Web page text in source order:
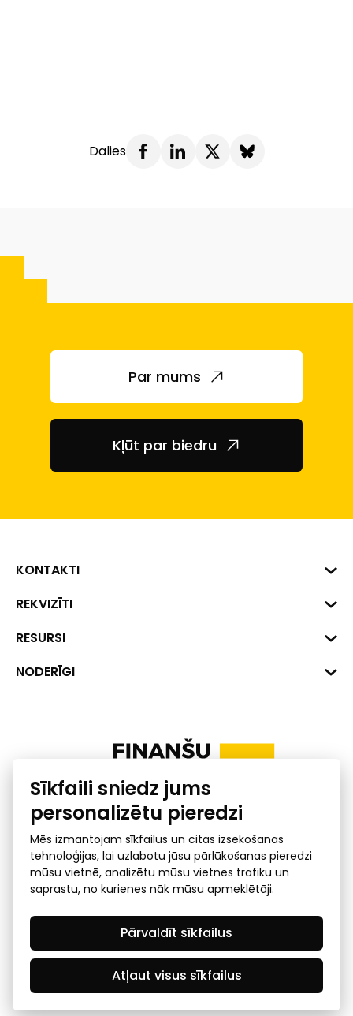
Dalies
Par mums
Kļūt par biedru
KONTAKTI
Biznesa centrs "VERDE" Roberta
1045
+371 287 18175
REKVIZĪTI
Reģ. Nr. 40008002175
Banka: SEB Banka
RESURSI
Dati
Uzņēmumu kredītspējas kalkulators
NODERĪGI
Ombuds
Privātuma politika
GDPR subjekta piekļuves
pieprasījums
© 2026 Latvijas Finanšu nozares asociācija - visas tiesības
rezervētas
Created by Mediapark
Sīkfaili sniedz jums
personalizētu pieredzi
Mēs izmantojam sīkfailus un citas izsekošanas
tehnoloģijas, lai uzlabotu jūsu pārlūkošanas pieredzi
mūsu vietnē, analizētu mūsu vietnes trafiku un
saprastu, no kurienes nāk mūsu apmeklētāji.
Atļaut visus sīkfailus
Pārvaldīt sīkfailus